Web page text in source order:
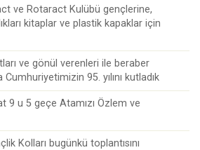
ve Rotaract Kulübü gençlerine,
kitaplar ve plastik kapaklar için
ve gönül verenleri ile beraber
Cumhuriyetimizin 95. yılını kutladık
9 u 5 geçe Atamızı Özlem ve
Kolları bugünkü toplantısını